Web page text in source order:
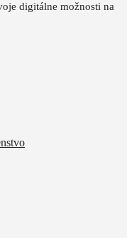
digitálne možnosti na